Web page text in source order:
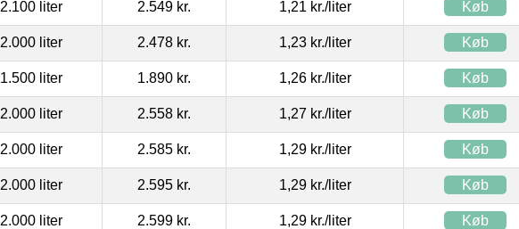
2.100 liter 2.549 kr. 1,21 kr./liter Køb
2.000 liter 2.478 kr. 1,23 kr./liter Køb
1.500 liter 1.890 kr. 1,26 kr./liter Køb
2.000 liter 2.558 kr. 1,27 kr./liter Køb
2.000 liter 2.585 kr. 1,29 kr./liter Køb
2.000 liter 2.595 kr. 1,29 kr./liter Køb
2.000 liter 2.599 kr. 1,29 kr./liter Køb